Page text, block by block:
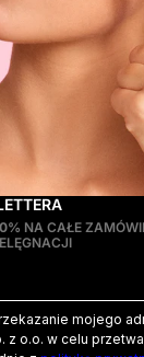
NA CAŁE
mojego
z o.o. w celu
przez hCaptcha